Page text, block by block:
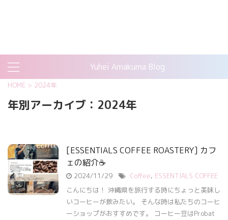
Yuhei Amakuma Blog
HOME > 2024年
年別アーカイブ：2024年
[ESSENTIALS COFFEE ROASTERY] カフ
ェの紹介☕️
2024/11/29 Coffee, ESSENTIALS COFFEE
こんにちは！ 沖縄県を旅行する時にちょっと美味し
いコーヒーが飲みたい。 そんな時は私たちのコーヒ
ーショップがおすすめです。 コーヒー豆はProbat